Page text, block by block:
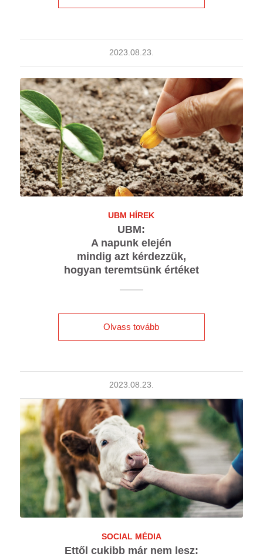
2023.08.23.
UBM HÍREK
UBM:
A napunk elején
mindig azt kérdezzük,
hogyan teremtsünk értéket
Olvass tovább
2023.08.23.
SOCIAL MÉDIA
Ettől cukibb már nem lesz: